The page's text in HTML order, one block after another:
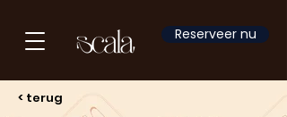
Reserveer nu
< terug